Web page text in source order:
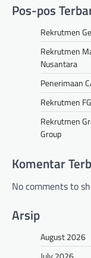
Pos-pos
Rekrutmen
Rekrutmen
Nusantara
Penerimaan
Rekrutmen
Rekrutmen
Group
Komentar
No comments to
Arsip
August 2026